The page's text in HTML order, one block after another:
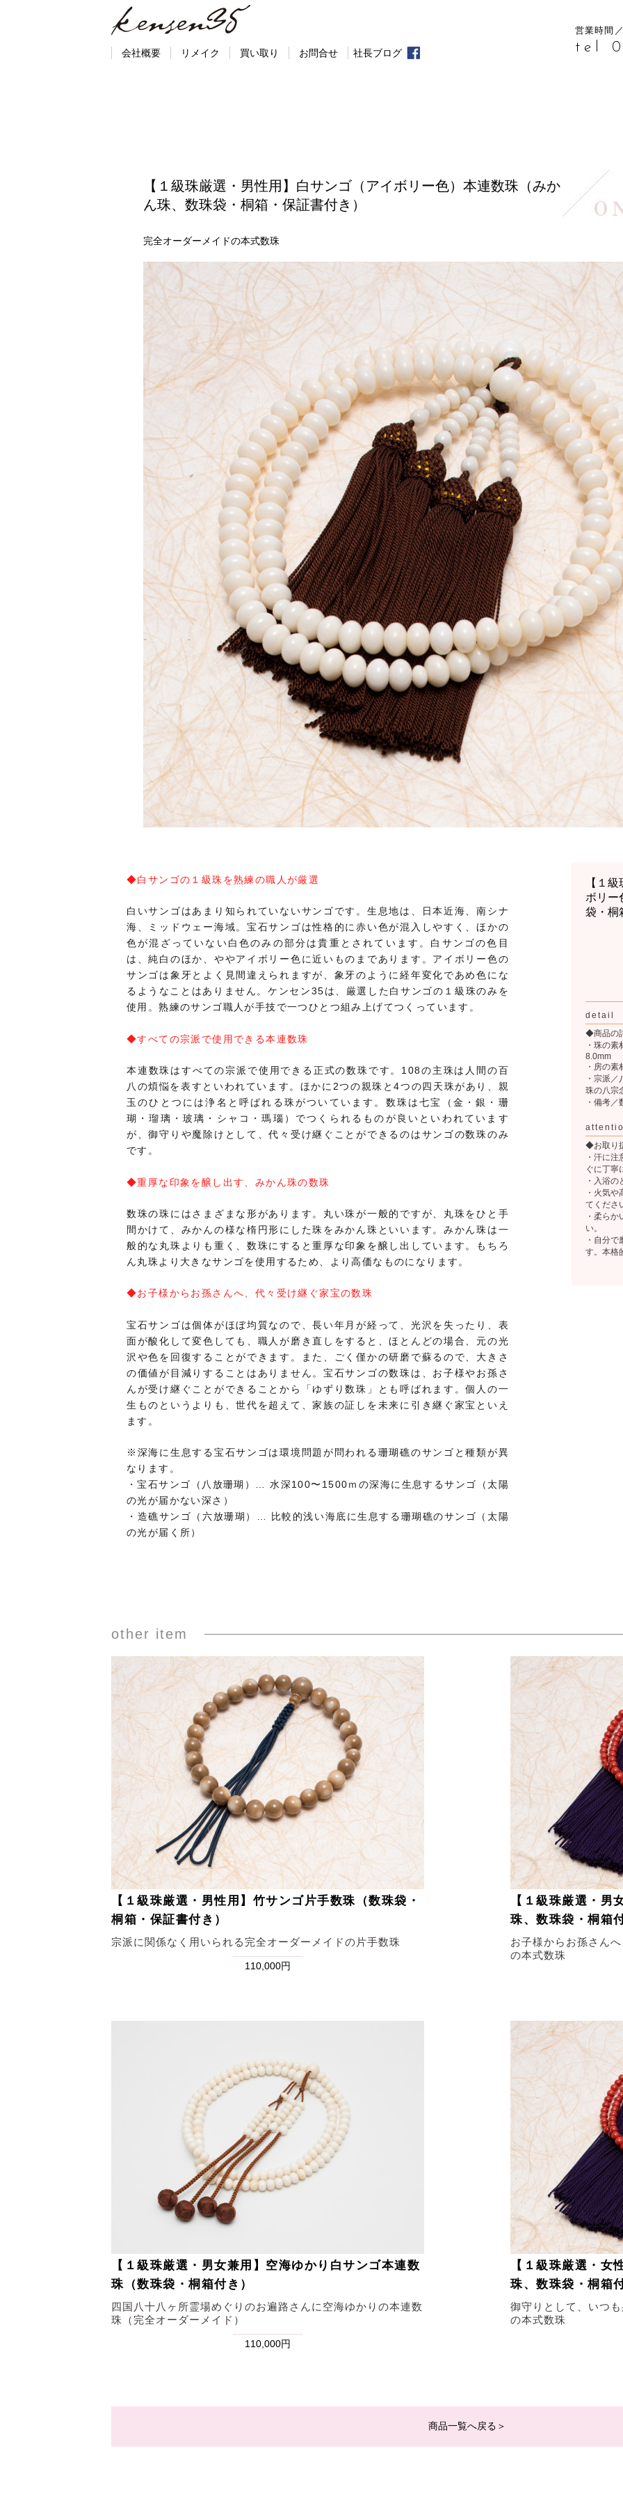
会社概要 リメイク 買い取り お問合せ 社長ブログ
営業時間
tel
【１級珠厳選・男性用】白サンゴ（アイボリー色）本連数珠（みか
ん珠、数珠袋・桐箱・保証書付き）
完全オーダーメイドの本式数珠
◆白サンゴの１級珠を熟練の職人が厳選
白いサンゴはあまり知られていないサンゴです。生息地は、日本近海、南シナ
海、ミッドウェー海域。宝石サンゴは性格的に赤い色が混入しやすく、ほかの
色が混ざっていない白色のみの部分は貴重とされています。白サンゴの色目
は、純白のほか、ややアイボリー色に近いものまであります。アイボリー色の
サンゴは象牙とよく見間違えられますが、象牙のように経年変化であめ色にな
るようなことはありません。ケンセン35は、厳選した白サンゴの１級珠のみを
使用。熟練のサンゴ職人が手技で一つひとつ組み上げてつくっています。
◆すべての宗派で使用できる本連数珠
本連数珠はすべての宗派で使用できる正式の数珠です。108の主珠は人間の百
八の煩悩を表すといわれています。ほかに2つの親珠と4つの四天珠があり、親
玉のひとつには浄名と呼ばれる珠がついています。数珠は七宝（金・銀・珊
瑚・瑠璃・玻璃・シャコ・瑪瑙）でつくられるものが良いといわれています
が、御守りや魔除けとして、代々受け継ぐことができるのはサンゴの数珠のみ
です。
◆重厚な印象を醸し出す、みかん珠の数珠
数珠の珠にはさまざまな形があります。丸い珠が一般的ですが、丸珠をひと手
間かけて、みかんの様な楕円形にした珠をみかん珠といいます。みかん珠は一
般的な丸珠よりも重く、数珠にすると重厚な印象を醸し出しています。もちろ
ん丸珠より大きなサンゴを使用するため、より高価なものになります。
◆お子様からお孫さんへ、代々受け継ぐ家宝の数珠
宝石サンゴは個体がほぼ均質なので、長い年月が経って、光沢を失ったり、表
面が酸化して変色しても、職人が磨き直しをすると、ほとんどの場合、元の光
沢や色を回復することができます。また、ごく僅かの研磨で蘇るので、大きさ
の価値が目減りすることはありません。宝石サンゴの数珠は、お子様やお孫さ
んが受け継ぐことができることから「ゆずり数珠」とも呼ばれます。個人の一
生ものというよりも、世代を超えて、家族の証しを未来に引き継ぐ家宝といえ
ます。
※深海に生息する宝石サンゴは環境問題が問われる珊瑚礁のサンゴと種類が異
なります。
・宝石サンゴ（八放珊瑚）… 水深100〜1500ｍの深海に生息するサンゴ（太陽
の光が届かない深さ）
・造礁サンゴ（六放珊瑚）… 比較的浅い海底に生息する珊瑚礁のサンゴ（太陽
の光が届く所）
【１
ボリー
袋・桐
detail
◆商品の
・珠の
8.0mm
・房の
・宗派
珠の八宗
・備考
◆お取り
・汗に
ぐに丁寧
・入浴の
・火気
てくださ
・柔ら
い。
・自分
す。本格
other item
【１級珠厳選・男性用】竹サンゴ片手数珠（数珠袋・
桐箱・保証書付き）
宗派に関係なく用いられる完全オーダーメイドの片手数珠
110,000円
【１級珠厳選・男
珠、数珠袋・桐箱
お子様からお孫さん
の本式数珠
【１級珠厳選・男女兼用】空海ゆかり白サンゴ本連数
珠（数珠袋・桐箱付き）
四国八十八ヶ所霊場めぐりのお遍路さんに空海ゆかりの本連数
珠（完全オーダーメイド）
110,000円
【１級珠厳選・女
珠、数珠袋・桐箱
御守りとして、いつ
の本式数珠
商品一覧へ戻る＞